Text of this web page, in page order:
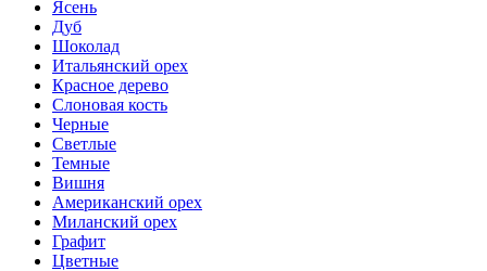
Ясень
Дуб
Шоколад
Итальянский орех
Красное дерево
Слоновая кость
Черные
Светлые
Темные
Вишня
Американский орех
Миланский орех
Графит
Цветные